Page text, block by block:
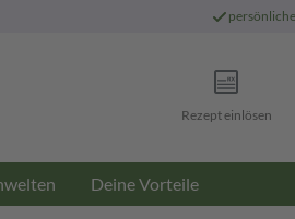
persönliche
Rezept einlösen
Deine Vorteile